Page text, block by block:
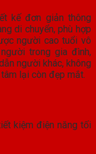
kế đơn giản thông
di chuyển, phù hợp
người cao tuổi vô
trong gia đình,
người khác, không
lại còn đẹp mắt.
kiệm điện năng tối